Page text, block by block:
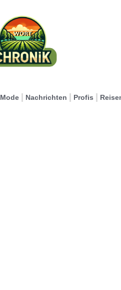
Mode Nachrichten Profis